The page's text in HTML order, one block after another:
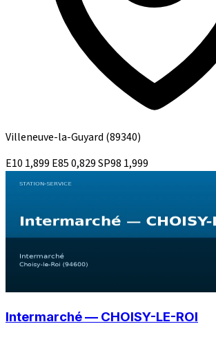
Villeneuve-la-Guyard (89340)
E10 1,899 E850,829SP98 1,999
Intermarché — CHOISY-LE-ROI